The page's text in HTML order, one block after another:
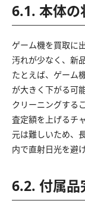
6.1. 本体の
ゲーム機を買取に
汚れが少なく、新
たとえば、ゲーム
が大きく下がる可
クリーニングする
査定額を上げるチ
元は難しいため、
内で直射日光を避
6.2. 付属品